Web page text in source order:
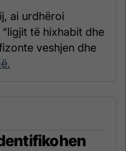
ai urdhëroi
të hixhabit dhe
veshjen dhe